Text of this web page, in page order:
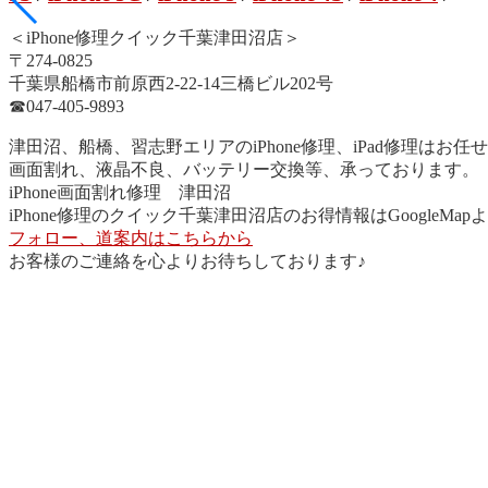
＜iPhone修理クイック千葉津田沼店＞
〒274-0825
千葉県船橋市前原西2-22-14三橋ビル202号
☎︎047-405-9893
津田沼、船橋、習志野エリアのiPhone修理、iPad修理はお任せ
画面割れ、液晶不良、バッテリー交換等、承っております。
iPhone画面割れ修理 津田沼
iPhone修理のクイック千葉津田沼店のお得情報はGoogleMap
フォロー、道案内はこちらから
お客様のご連絡を心よりお待ちしております♪